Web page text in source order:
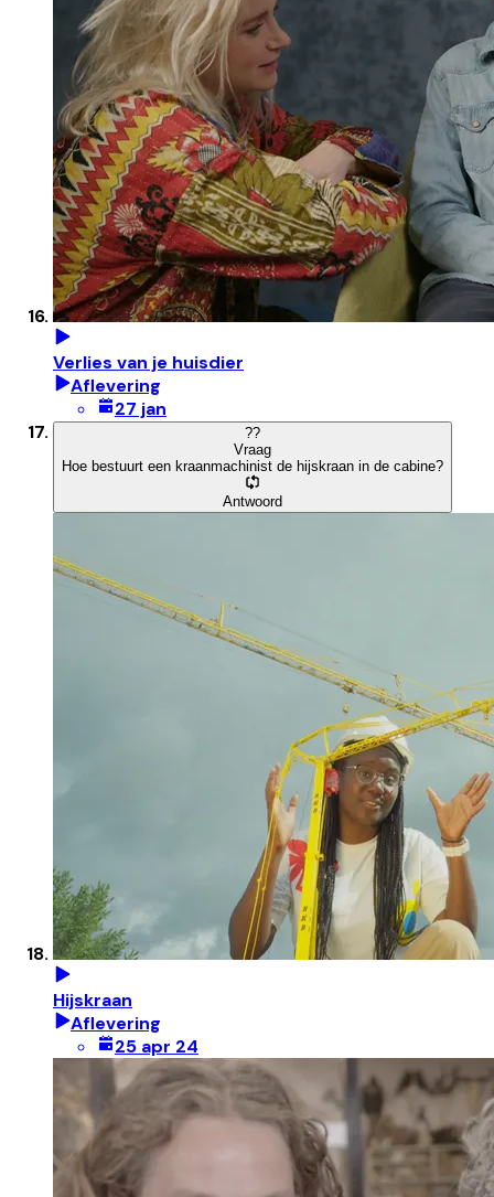
Verlies van je huisdier
Aflevering
27 jan
??
Vraag
Hoe bestuurt een kraanmachinist de hijskraan in de cabine?
Antwoord
Hijskraan
Aflevering
25 apr 24